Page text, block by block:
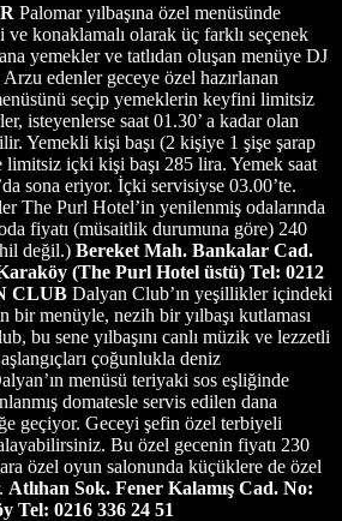
Palomar yılbaşına özel menüsünde
konaklamalı olarak üç farklı seçenek
yemekler ve tatlıdan oluşan menüye DJ
edenler geceye özel hazırlanan
seçip yemeklerin keyfini limitsiz
isteyenlerse saat 01.30’ a kadar olan
Yemekli kişi başı (2 kişiye 1 şişe şarap
içki kişi başı 285 lira. Yemek saat
sona eriyor. İçki servisiyse 03.00’te.
The Purl Hotel’in yenilenmiş odalarında
fiyatı (müsaitlik durumuna göre) 240
değil.) Bereket Mah. Bankalar Cad.
(The Purl Hotel üstü) Tel: 0212
CLUB Dalyan Club’ın yeşillikler içindeki
bir menüyle, nezih bir yılbaşı kutlaması
bu sene yılbaşını canlı müzik ve lezzetli
çoğunlukla deniz
menüsü teriyaki sos eşliğinde
domatesle servis edilen dana
geçiyor. Geceyi şefin özel terbiyeli
Bu özel gecenin fiyatı 230
özel oyun salonunda küçüklere de özel
Atlıhan Sok. Fener Kalamış Cad. No:
Tel: 0216 336 24 51